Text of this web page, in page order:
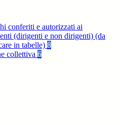
conferiti e autorizzati ai
(dirigenti e non dirigenti) (da
in tabelle) 8
collettiva 6